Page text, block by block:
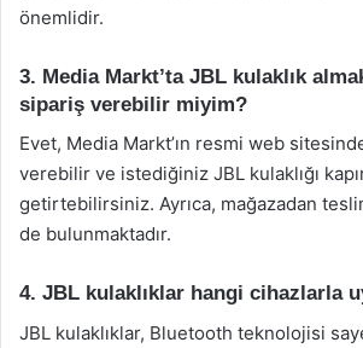
önemlidir.
3. Media Markt’ta JBL kulaklık
sipariş verebilir miyim?
Evet, Media Markt’ın resmi web
verebilir ve istediğiniz JBL kulaklığı
getirtebilirsiniz. Ayrıca, mağazadan
de bulunmaktadır.
4. JBL kulaklıklar hangi cihazlarla
JBL kulaklıklar, Bluetooth teknolojisi